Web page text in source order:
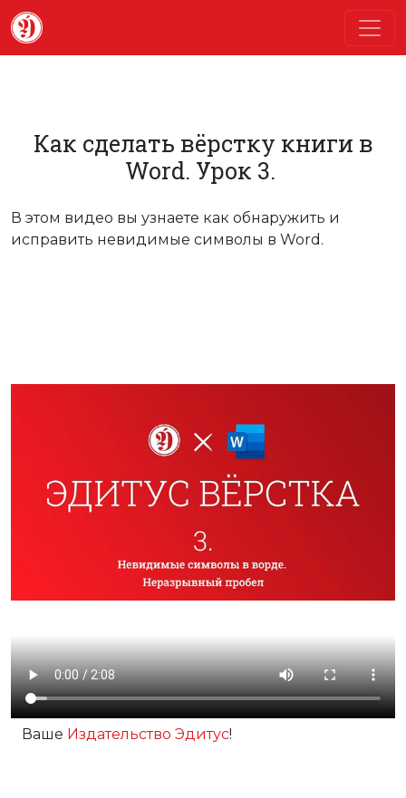
Как сделать вёрстку книги в
Word. Урок 3.
В этом видео вы узнаете как обнаружить и
исправить невидимые символы в Word.
Ваше Издательство Эдитус!